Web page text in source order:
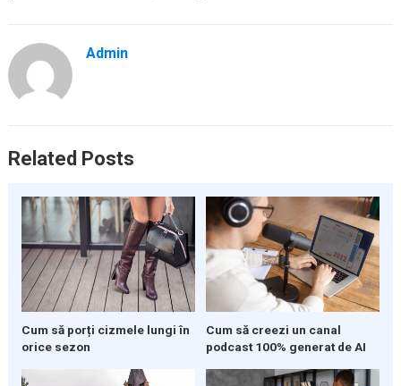
Admin
Related Posts
Cum să porți cizmele lungi în
orice sezon
Cum să creezi un canal
podcast 100% generat de AI